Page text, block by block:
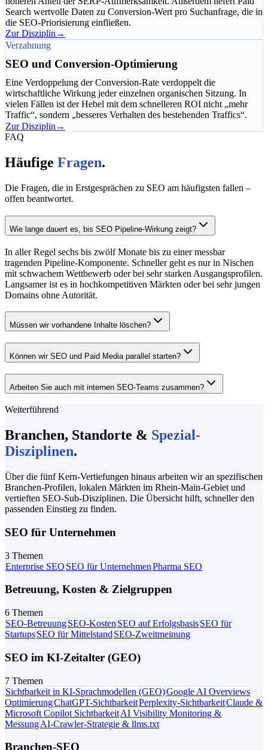
Search wertvolle Daten zu Conversion-Wert pro Suchanfrage, die in
die SEO-Priorisierung einfließen.
Zur Disziplin →
Verzahnung
SEO und Conversion-Optimierung
Eine Verdoppelung der Conversion-Rate verdoppelt die
wirtschaftliche Wirkung jeder einzelnen organischen Sitzung. In
vielen Fällen ist der Hebel mit dem schnelleren ROI nicht „mehr
Traffic“, sondern „besseres Verhalten des bestehenden Traffics“.
Zur Disziplin →
FAQ
Häufige Fragen.
Die Fragen, die in Erstgesprächen zu SEO am häufigsten fallen –
offen beantwortet.
Wie lange dauert es, bis SEO Pipeline-Wirkung zeigt?
In aller Regel sechs bis zwölf Monate bis zu einer messbar
tragenden Pipeline-Komponente. Schneller geht es nur in Nischen
mit schwachem Wettbewerb oder bei sehr starken Ausgangsprofilen.
Langsamer ist es in hochkompetitiven Märkten oder bei sehr jungen
Domains ohne Autorität.
Müssen wir vorhandene Inhalte löschen?
Können wir SEO und Paid Media parallel starten?
Arbeiten Sie auch mit internen SEO-Teams zusammen?
Weiterführend
Branchen, Standorte & Spezial-
Disziplinen.
Über die fünf Kern-Vertiefungen hinaus arbeiten wir an spezifischen
Branchen-Profilen, lokalen Märkten im Rhein-Main-Gebiet und
vertieften SEO-Sub-Disziplinen. Die Übersicht hilft, schneller den
passenden Einstieg zu finden.
SEO für Unternehmen
3 Themen
Enterprise SEO SEO für UnternehmenPharma SEO
Betreuung, Kosten & Zielgruppen
6 Themen
SEO-BetreuungSEO-Kosten SEO auf ErfolgsbasisSEO für
StartupsSEO für Mittelstand SEO-Zweitmeinung
SEO im KI-Zeitalter (GEO)
7 Themen
Sichtbarkeit in KI-Sprachmodellen (GEO)Google AI Overviews
OptimierungChatGPT-SichtbarkeitPerplexity-SichtbarkeitClaude &
Microsoft Copilot SichtbarkeitAI Visibility Monitoring &
MessungAI-Crawler-Strategie & llms.txt
Branchen-SEO